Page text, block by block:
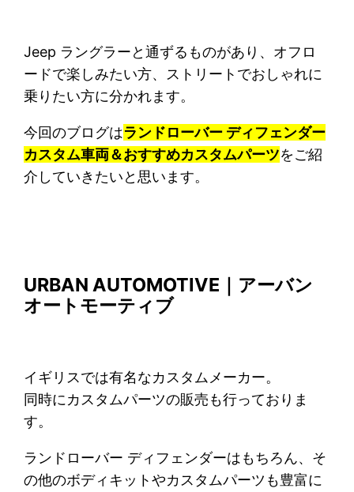
Jeep ラングラーと通ずるものがあり、オフロ
ードで楽しみたい方、ストリートでおしゃれに
乗りたい方に分かれます。
今回のブログはランドローバー ディフェンダー
カスタム車両＆おすすめカスタムパーツをご紹
介していきたいと思います。
URBAN AUTOMOTIVE｜アーバン
オートモーティブ
イギリスでは有名なカスタムメーカー。
同時にカスタムパーツの販売も行っておりま
す。
ランドローバー ディフェンダーはもちろん、そ
の他のボディキットやカスタムパーツも豊富に